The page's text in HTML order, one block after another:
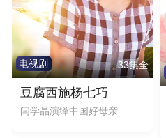
电视剧 33集全
豆腐西施杨七巧
闫学晶演绎中国好母亲